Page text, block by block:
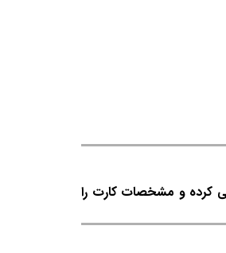
کرده و مشخصات کارت را